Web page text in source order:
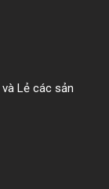
Lẻ các sản